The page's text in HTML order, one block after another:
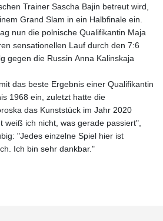
Trainer Sascha Bajin betreut wird,
Grand Slam in ein Halbfinale ein.
nun die polnische Qualifikantin Maja
sensationellen Lauf durch den 7:6
gegen die Russin Anna Kalinskaja
das beste Ergebnis einer Qualifikantin
1968 ein, zuletzt hatte die
das Kunststück im Jahr 2020
weiß ich nicht, was gerade passiert",
"Jedes einzelne Spiel hier ist
Ich bin sehr dankbar."